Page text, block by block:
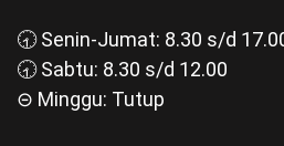
🕣 Senin-Jumat: 8.30 s/d
🕣 Sabtu: 8.30 s/d 12.00
⊝ Minggu: Tutup